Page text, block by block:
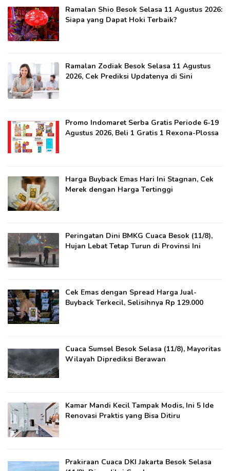
Ramalan Shio Besok Selasa 11 Agustus 2026:
Siapa yang Dapat Hoki Terbaik?
Ramalan Zodiak Besok Selasa 11 Agustus
2026, Cek Prediksi Updatenya di Sini
Promo Indomaret Serba Gratis Periode 6-19
Agustus 2026, Beli 1 Gratis 1 Rexona-Plossa
Harga Buyback Emas Hari Ini Stagnan, Cek
Merek dengan Harga Tertinggi
Peringatan Dini BMKG Cuaca Besok (11/8),
Hujan Lebat Tetap Turun di Provinsi Ini
Cek Emas dengan Spread Harga Jual-
Buyback Terkecil, Selisihnya Rp 129.000
Cuaca Sumsel Besok Selasa (11/8), Mayoritas
Wilayah Diprediksi Berawan
Kamar Mandi Kecil Tampak Modis, Ini 5 Ide
Renovasi Praktis yang Bisa Ditiru
Prakiraan Cuaca DKI Jakarta Besok Selasa